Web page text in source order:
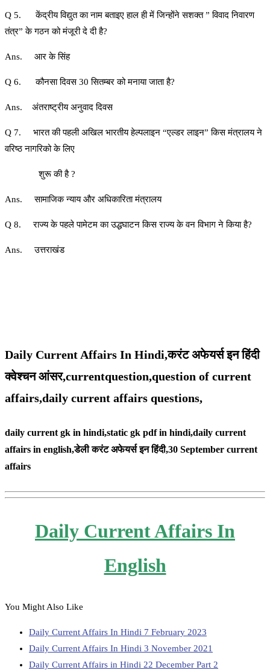
Q 5. केंद्रीय विद्युत का नाम बताइए हाल ही में जिन्होंने सशक्त ” विवाद निवारण
तंत्र” के गठन को मंजूरी दे दी है?
Ans. आर के सिंह
Q 6. कौनसा दिवस 30 सितम्बर को मनाया जाता है?
Ans. अंतराष्ट्रीय अनुवाद दिवस
Q 7. भारत की पहली अखिल भारतीय हेल्पलाइन “एल्डर लाइन” किस मंत्रालय ने
वरिष्ठ नागरिको के लिए
शुरू की है ?
Ans. सामाजिक न्याय और अधिकारिता मंत्रालय
Q 8. राज्य के पहले पामेटम का उद्धघाटन किस राज्य के वन विभाग ने किया है?
Ans. उत्तराखंड
Daily Current Affairs In Hindi,करंट अफेयर्स इन हिंदी
क्वेश्चन आंसर,currentquestion,question of current
affairs,daily current affairs questions,
daily current gk in hindi,static gk pdf in hindi,daily current
affairs in english,डेली करंट अफेयर्स इन हिंदी,30 September current
affairs
Daily Current Affairs In
English
You Might Also Like
Daily Current Affairs In Hindi 7 February 2023
Daily Current Affairs In Hindi 3 November 2021
Daily Current Affairs in Hindi 22 December Part 2